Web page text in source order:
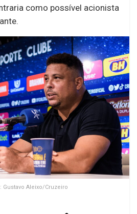
como possível acionista
Gustavo Aleixo/Cruzeiro